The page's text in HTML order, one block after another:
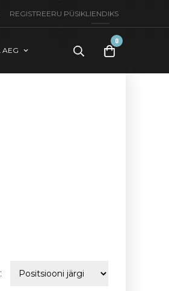
REGISTREERU PÜSIKLIENDIKS
0
toode(t)
AEG